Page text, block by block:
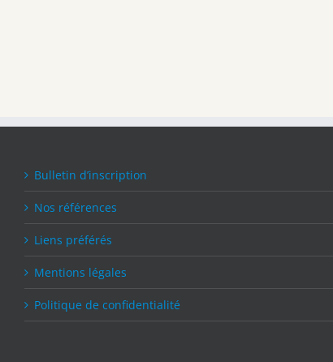
Bulletin d’inscription
Nos références
Liens préférés
Mentions légales
Politique de confidentialité